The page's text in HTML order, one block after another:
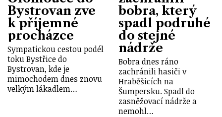
Bystrovan zve
k příjemné
procházce
Sympatickou cestou podél
toku Bystřice do
Bystrovan, kde je
mimochodem dnes znovu
velkým lákadlem…
bobra, který
spadl podruhé
do stejné
nádrže
Bobra dnes ráno
zachránili hasiči v
Hraběšicích na
Šumpersku. Spadl do
zasněžovací nádrže a
nemohl…